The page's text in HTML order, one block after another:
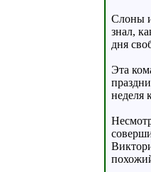
Слоны
знал,
дня
Эта
неделя